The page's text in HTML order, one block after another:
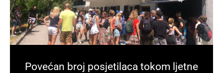
Povećan broj posjetilaca tokom ljetne